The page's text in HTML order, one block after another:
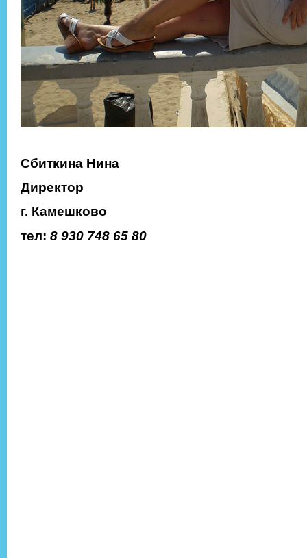
Сбиткина Нина
Директор
г. Камешково
тел: 8 930 748 65 80